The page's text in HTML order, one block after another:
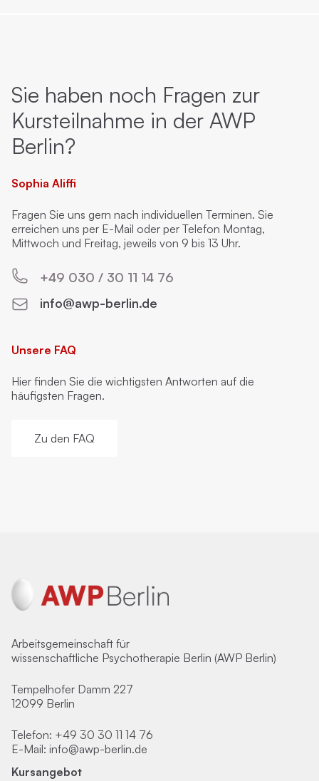
Sie haben noch Fragen zur
Kursteilnahme in der AWP
Berlin?
Sophia Aliffi
Fragen Sie uns gern nach individuellen Terminen. Sie
erreichen uns per E-Mail oder per Telefon Montag,
Mittwoch und Freitag, jeweils von 9 bis 13 Uhr.
+49 030 / 30 11 14 76
info@awp-berlin.de
Unsere FAQ
Hier finden Sie die wichtigsten Antworten auf die
häufigsten Fragen.
Zu den FAQ
Arbeitsgemeinschaft für
wissenschaftliche Psychotherapie Berlin (AWP Berlin)
Tempelhofer Damm 227
12099 Berlin
Telefon: +49 30 30 11 14 76
E-Mail: info@awp-berlin.de
Kursangebot